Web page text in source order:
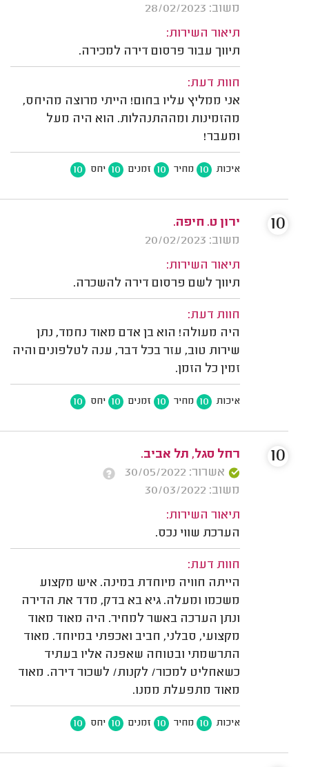
משוב: 28/02/2023
תיאור השירות:
תיווך עבור פרסום דירה למכירה.
חוות דעת:
אני ממליץ עליו בחום! הייתי מרוצה מהיחס,
מהזמינות ומההתנהלות. הוא היה מעל
ומעבר!
איכות 10 מחיר 10 זמנים 10 יחס 10
ירון ט. חיפה.
משוב: 20/02/2023
תיאור השירות:
תיווך לשם פרסום דירה להשכרה.
חוות דעת:
היה מעולה! הוא בן אדם מאוד נחמד, נתן
שירות טוב, עזר בכל דבר, ענה לטלפונים והיה
זמין כל הזמן.
איכות 10 מחיר 10 זמנים 10 יחס 10
10
רחל סגל, תל אביב.
אשרור: 30/05/2022
משוב: 30/03/2022
תיאור השירות:
הערכת שווי נכס.
חוות דעת:
הייתה חוויה מיוחדת במינה. איש מקצוע
משכמו ומעלה. גיא בא בדק, מדד את הדירה
ונתן הערכה באשר למחיר. היה מאוד מאוד
מקצועי, סבלני, חביב ואכפתי במיוחד. מאוד
התרשמתי ובטוחה שאפנה אליו בעתיד
כשאחליט למכור/ לקנות/ לשכור דירה. מאוד
מאוד מתפעלת ממנו.
איכות 10 מחיר 10 זמנים 10 יחס 10
10